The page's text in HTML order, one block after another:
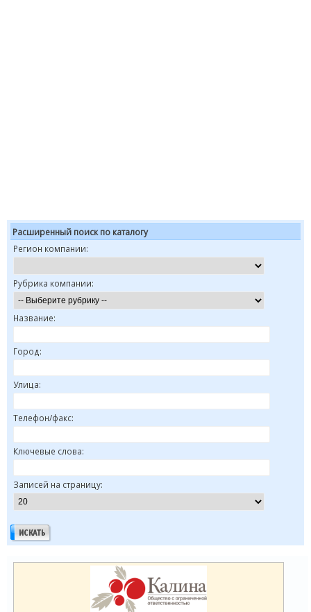
Расширенный поиск по каталогу
Регион компании:
Рубрика компании:
Название:
Город:
Улица:
Телефон/факс:
Ключевые слова:
Записей на страницу: